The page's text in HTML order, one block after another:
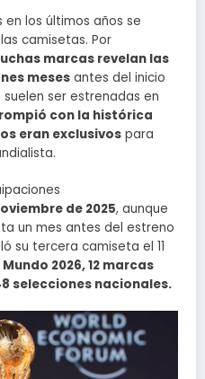
los últimos años se
camisetas. Por
marcas revelan las
meses antes del inicio
ser estrenadas en
con la histórica
eran exclusivos para
de 2025, aunque
un mes antes del estreno
su tercera camiseta el 11
2026, 12 marcas
selecciones nacionales.